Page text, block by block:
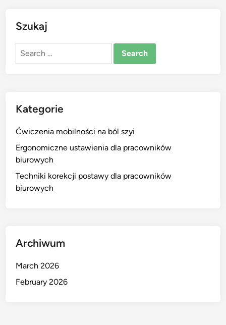
Szukaj
Search
Kategorie
Ćwiczenia mobilności na ból szyi
Ergonomiczne ustawienia dla pracowników
biurowych
Techniki korekcji postawy dla pracowników
biurowych
Archiwum
March 2026
February 2026